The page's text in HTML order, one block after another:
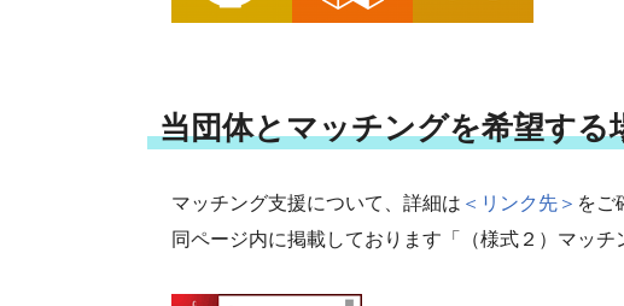
当団体とマッチングを希望する
マッチング支援について、詳細は ＜リンク先＞ をご
同ページ内に掲載しております「（様式２）マッ